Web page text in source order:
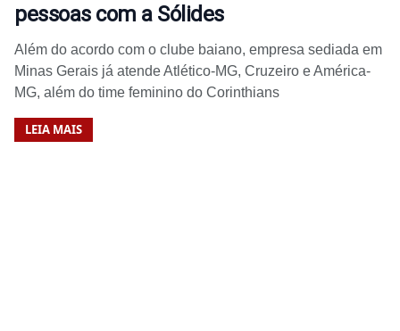
pessoas com a Sólides
Além do acordo com o clube baiano, empresa sediada em
Minas Gerais já atende Atlético-MG, Cruzeiro e América-
MG, além do time feminino do Corinthians
LEIA MAIS